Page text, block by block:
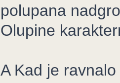
polupana
Olupine
A Kad je